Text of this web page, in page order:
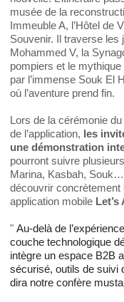
musée de la
Immeuble A, l’Hôtel de
Souvenir. Il traverse les
Mohammed V, la
pompiers et le
par l’immense Souk El
où l’aventure prend fin.
Lors de la cérémonie
de l’application, les
une démonstration
pourront suivre
Marina, Kasbah,
découvrir concrètement
application mobile Let’s
" Au-delà de
couche technologique
intègre un espace B2B
sécurisé, outils de suivi
dira notre confère